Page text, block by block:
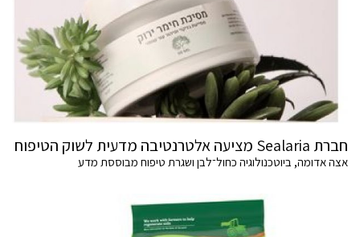
חברת Sealaria מציעה אלטרנטיבה מדעית לשוק הטיפוח
אצה אדומה, ביוטכנולוגיה כחול־לבן ושגרת טיפוח מבוססת מדע